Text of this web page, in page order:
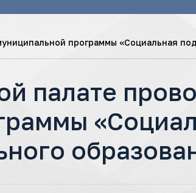
программы «Социальная
палате